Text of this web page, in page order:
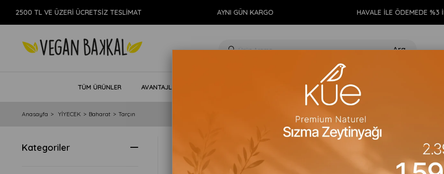
2500 TL VE ÜZERİ ÜCRETSİZ TESLİMAT AYNI GÜN KARGO HAVALE İLE ÖDEMEDE %3
TÜM ÜRÜNLER AVANTAJLI PAKETLER TEMİZLİK
Anasayfa YİYECEK Baharat Tarçın
Kategoriler Fiyata Göre (Azalan) Ürün Adına